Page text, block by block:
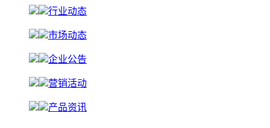
行业动态
市场动态
企业公告
营销活动
产品资讯